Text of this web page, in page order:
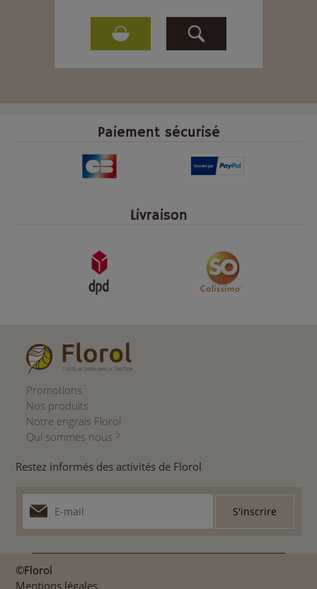
Paiement sécurisé
Livraison
Promotions
Nos produits
Notre engrais Florol
Qui sommes nous ?
Restez informés des activités de Florol
©Florol
Mentions légales